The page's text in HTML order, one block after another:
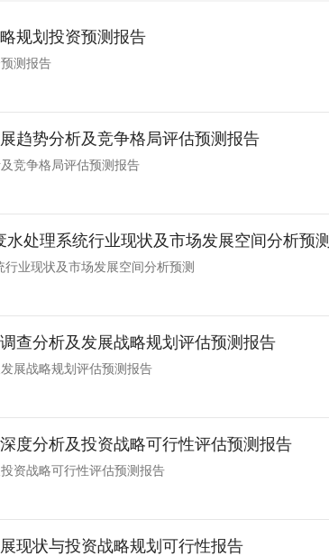
规划投资预测报告
测报告
趋势分析及竞争格局评估预测报告
竞争格局评估预测报告
处理系统行业现状及市场发展空间分析预测
业现状及市场发展空间分析预测
查分析及发展战略规划评估预测报告
展战略规划评估预测报告
度分析及投资战略可行性评估预测报告
资战略可行性评估预测报告
现状与投资战略规划可行性报告